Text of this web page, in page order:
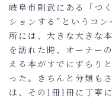
BOOK SHELF
SELECTION OF
LITTLE FREE
PROFILE
岐阜市則武にある「つ
ションする”というコ
所には、大きな大きな
を訪れた時、オーナー
える本がすでにずらり
った。きちんと分類も
は、その1冊1冊に丁寧